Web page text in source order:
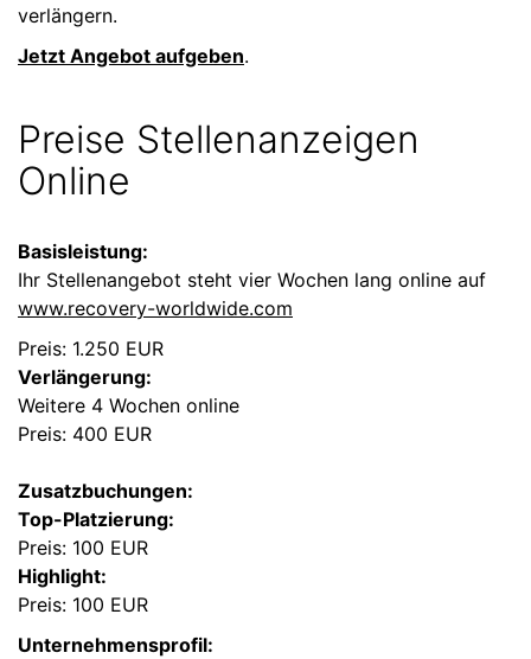
verlängern.
Jetzt Angebot aufgeben.
Preise Stellenanzeigen
Online
Basisleistung:
Ihr Stellenangebot steht vier Wochen lang online auf
www.recovery-worldwide.com
Preis: 1.250 EUR
Verlängerung:
Weitere 4 Wochen online
Preis: 400 EUR
Zusatzbuchungen:
Top-Platzierung:
Preis: 100 EUR
Highlight:
Preis: 100 EUR
Unternehmensprofil: